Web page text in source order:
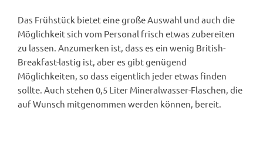
Das Frühstück bietet eine große Auswahl und auch die
Möglichkeit sich vom Personal frisch etwas zubereiten
zu lassen. Anzumerken ist, dass es ein wenig British-
Breakfast-lastig ist, aber es gibt genügend
Möglichkeiten, so dass eigentlich jeder etwas finden
sollte. Auch stehen 0,5 Liter Mineralwasser-Flaschen, die
auf Wunsch mitgenommen werden können, bereit.